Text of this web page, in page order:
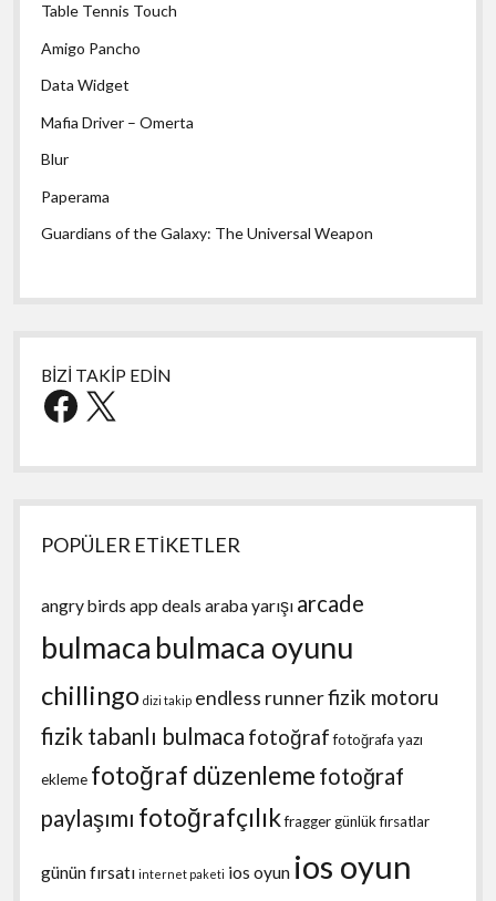
Table Tennis Touch
Amigo Pancho
Data Widget
Mafia Driver – Omerta
Blur
Paperama
Guardians of the Galaxy: The Universal Weapon
BİZİ TAKİP EDİN
Facebook
X
POPÜLER ETİKETLER
angry birds app deals araba yarışı arcade
bulmaca bulmaca oyunu
chillingo dizi takip endless runnerfizik motoru
fizik tabanlı bulmaca fotoğraf fotoğrafa yazı
ekleme fotoğraf düzenleme fotoğraf
paylaşımı fotoğrafçılıkfraggergünlük fırsatlar
günün fırsatı internet paketi ios oyun ios oyun